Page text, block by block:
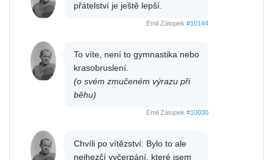
přátelství je ještě lepší.
Emil Zátopek #10144
To víte, není to gymnastika nebo
krasobruslení.
(o svém zmučeném výrazu při
běhu)
Emil Zátopek #10030
Chvíli po vítězství: Bylo to ale
nejhezčí vyčerpání, které jsem